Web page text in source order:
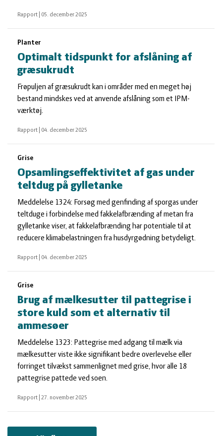
Rapport 05. december 2025
Planter
Optimalt tidspunkt for afslåning af
græsukrudt
Frøpuljen af græsukrudt kan i områder med en meget høj
bestand mindskes ved at anvende afslåning som et IPM-
værktøj.
Rapport 04. december 2025
Grise
Opsamlingseffektivitet af gas under
teltdug på gylletanke
Meddelelse 1324: Forsøg med genfinding af sporgas under
teltduge i forbindelse med fakkelafbrænding af metan fra
gylletanke viser, at fakkelafbrænding har potentiale til at
reducere klimabelastningen fra husdyrgødning betydeligt.
Rapport 04. december 2025
Grise
Brug af mælkesutter til pattegrise i
store kuld som et alternativ til
ammesøer
Meddelelse 1323: Pattegrise med adgang til mælk via
mælkesutter viste ikke signifikant bedre overlevelse eller
forringet tilvækst sammenlignet med grise, hvor alle 18
pattegrise pattede ved soen.
Rapport 27. november 2025